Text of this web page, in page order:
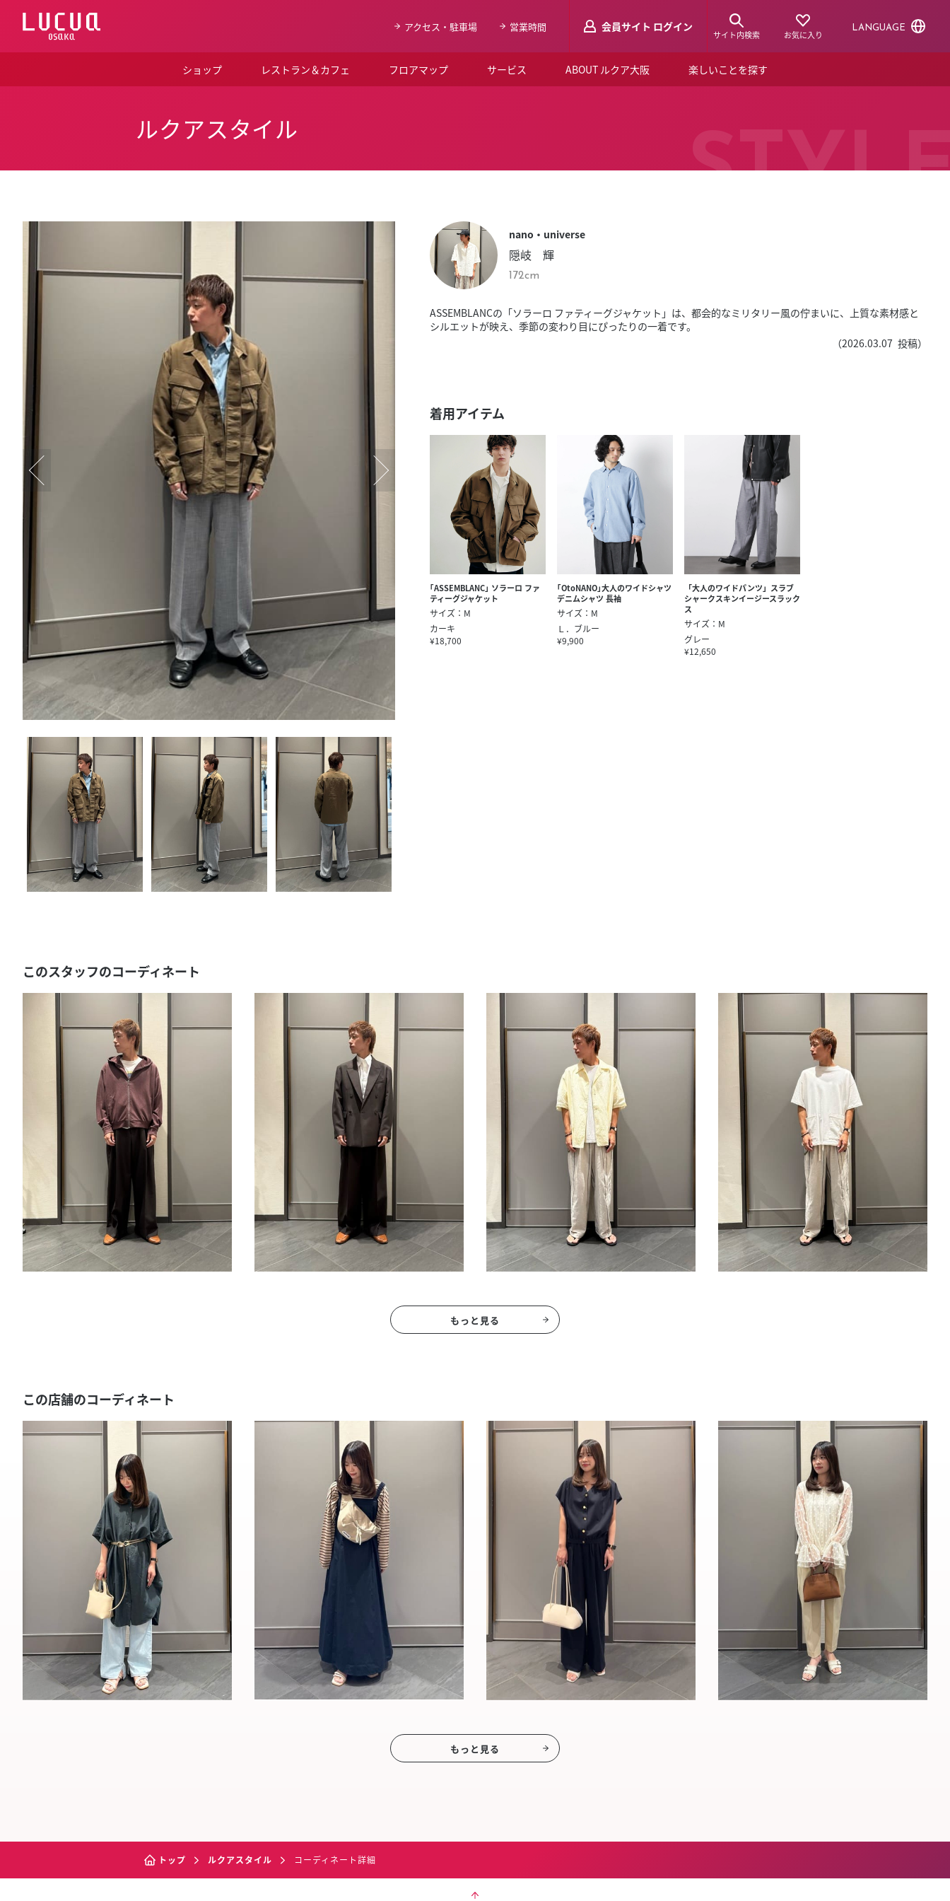
ス
アクセス・駐車場 営業時間 会員サイト ログイン
サイト内検索 お気に入り
LANGUAGE
ショップ レストラン＆カフェ フロアマップ サービス ABOUT ルクア大阪
SNSアカウント一覧
LUCUAブライダルクラブ
スタッフ募集（長期で働きたい方）
楽しいことを探す
ショップニュース
ルクアスタイル
ルクアスタイル
nano・universe
隠岐 輝
172cm
ASSEMBLANCの「ソラーロ ファティーグジャケット」は、都会的なミリタリー風の佇まいに、上質な素材感と
シルエットが映え、季節の変わり目にぴったりの一着です。
（2026.03.07 投稿）
着用アイテム
｢ASSEMBLANC｣ ソラーロ ファ
ティーグジャケット
サイズ：M
カーキ
¥18,700
｢OtoNANO｣大人のワイドシャツ
デニムシャツ 長袖
サイズ：M
Ｌ．ブルー
¥9,900
「大人のワイドパンツ」スラブ
シャークスキンイージースラック
ス
サイズ：M
グレー
¥12,650
このスタッフのコーディネート
もっと見る
この店舗のコーディネート
もっと見る
トップ ルクアスタイル コーディネート詳細